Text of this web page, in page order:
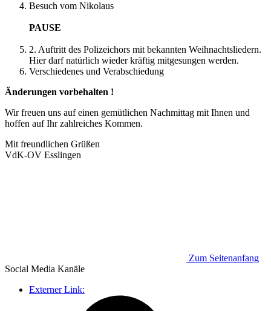
Besuch vom Nikolaus
PAUSE
2. Auftritt des Polizeichors mit bekannten Weihnachtsliedern.
Hier darf natürlich wieder kräftig mitgesungen werden.
Verschiedenes und Verabschiedung
Änderungen vorbehalten !
Wir freuen uns auf einen gemütlichen Nachmittag mit Ihnen und
hoffen auf Ihr zahlreiches Kommen.
Mit freundlichen Grüßen
VdK-OV Esslingen
Zum Seitenanfang
Social Media Kanäle
Externer Link: